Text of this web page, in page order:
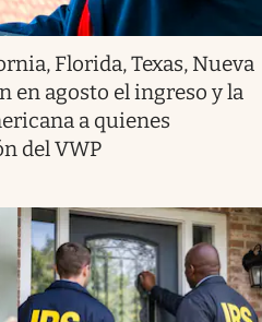
Florida, Texas, Nueva
agosto el ingreso y la
a quienes
del VWP